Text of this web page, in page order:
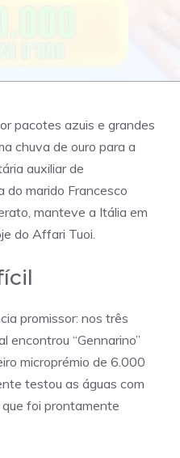
pacotes azuis e grandes
chuva de ouro para a
auxiliar de
do marido Francesco
manteve a Itália em
do Affari Tuoi.
promissor: nos três
encontrou “Gennarino”
microprémio de 6.000
testou as águas com
foi prontamente